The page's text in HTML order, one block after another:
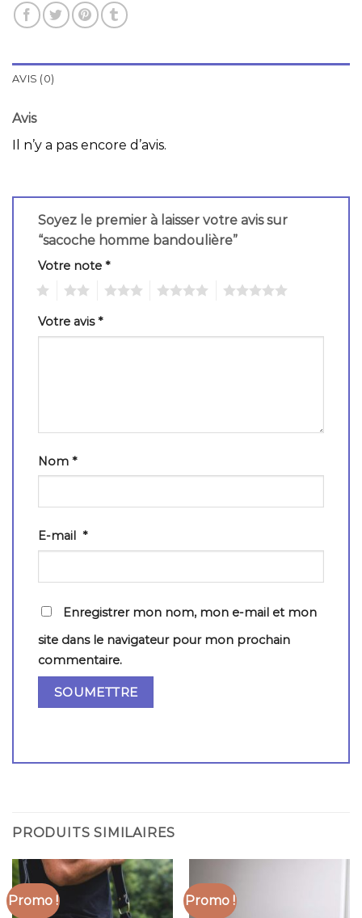
AVIS (0)
Avis
Il n’y a pas encore d’avis.
Soyez le premier à laisser votre avis sur
“sacoche homme bandoulière”
Votre note *
Votre avis*
Nom *
E-mail *
Enregistrer mon nom, mon e-mail et mon
site dans le navigateur pour mon prochain
commentaire.
PRODUITS SIMILAIRES
Promo ! Promo !